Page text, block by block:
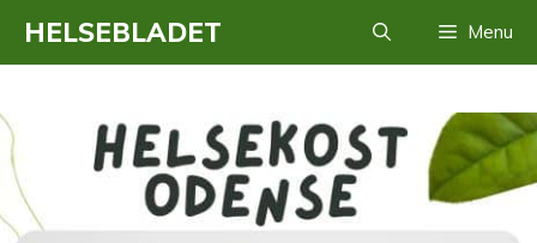
HELSEBLADET Menu